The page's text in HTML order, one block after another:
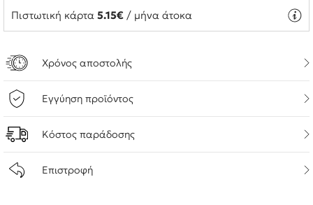
Πιστωτική κάρτα 5.15€ / μήνα άτοκα
Χρόνος αποστολής
Εγγύηση προϊόντος
Κόστος παράδοσης
Επιστροφή